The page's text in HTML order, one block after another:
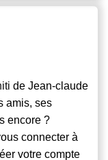
de Jean-claude
amis, ses
encore ?
connecter à
votre compte